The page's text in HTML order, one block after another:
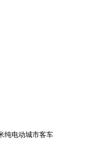
纯电动城市客车